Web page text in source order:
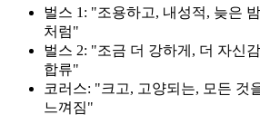
벌스 1: "조용하고, 내성적, 늦은
처럼"
벌스 2: "조금 더 강하게, 더 자신
합류"
코러스: "크고, 고양되는, 모든 것
느껴짐"